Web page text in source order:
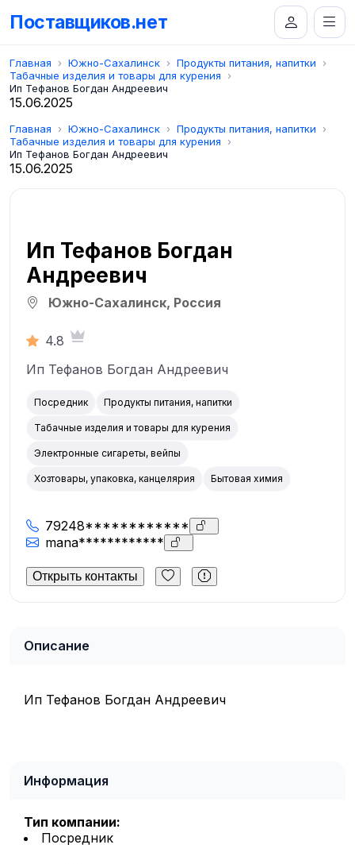
Поставщиков.нет
Главная Южно-Сахалинск
Продукты питания, напитки
Табачные изделия и товары для курения
Ип Тефанов Богдан Андреевич
15.06.2025
Главная Южно-Сахалинск
Продукты питания, напитки
Табачные изделия и товары для курения
Ип Тефанов Богдан Андреевич
15.06.2025
Ип Тефанов Богдан
Андреевич
Южно-Сахалинск, Россия
4.8
Ип Тефанов Богдан Андреевич
Посредник Продукты питания, напитки
Табачные изделия и товары для курения
Электронные сигареты, вейпы
Хозтовары, упаковка, канцелярия Бытовая химия
79248************
mana************
Открыть контакты
Описание
Ип Тефанов Богдан Андреевич
Информация
Тип компании:
Посредник